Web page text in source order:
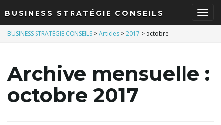
a
BUSINESS STRATÉGIE CONSEILS
BUSINESS STRATÉGIE CONSEILS >Articles >2017 > octobre
Archive mensuelle :
octobre 2017